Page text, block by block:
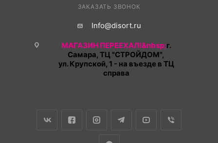
ЗАКАЗАТЬ ЗВОНОК
Info@disort.ru
МАГАЗИН ПЕРЕЕХАЛ!&nbsp;г.
Самара, ТЦ "СТРОЙДОМ",
ул. Крупской, 1 - на въезде в ТЦ
справа